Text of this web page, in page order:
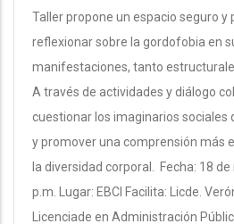
Taller propone un espacio seguro y
reflexionar sobre la gordofobia en
manifestaciones, tanto
A través de actividades y diálogo
cuestionar los imaginarios sociales
y promover una comprensión más
la diversidad corporal. Fecha: 18
p.m. Lugar: EBCI Facilita: Licde.
Licenciade en Administración